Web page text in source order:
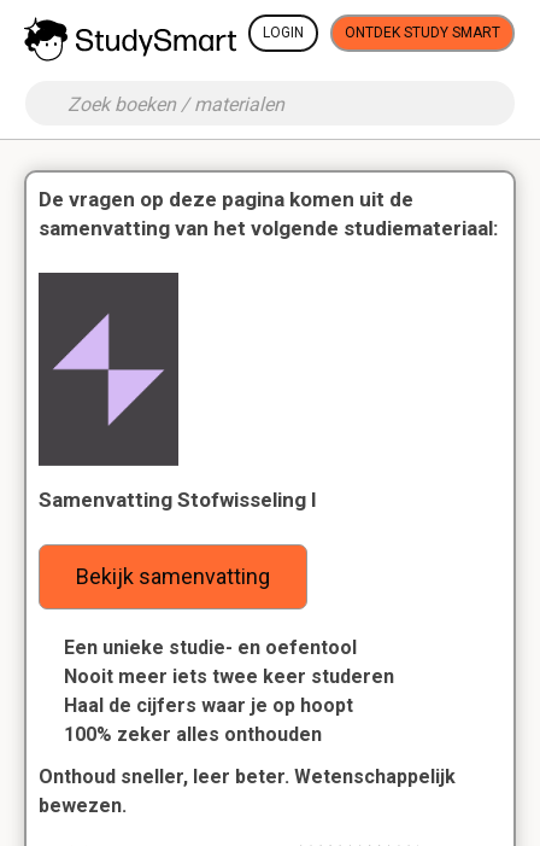
LOGIN ONTDEK STUDY SMART
De vragen op deze pagina komen uit de
samenvatting van het volgende studiemateriaal:
Samenvatting Stofwisseling I
Bekijk samenvatting
Een unieke studie- en oefentool
Nooit meer iets twee keer studeren
Haal de cijfers waar je op hoopt
100% zeker alles onthouden
Onthoud sneller, leer beter. Wetenschappelijk
bewezen.